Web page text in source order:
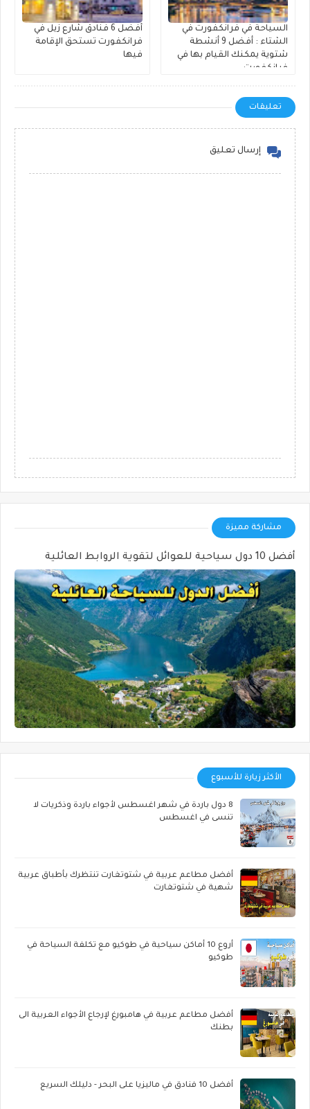
السياحة في فرانكفورت في
الشتاء : أفضل 9 أنشطة
شتوية يمكنك القيام بها في
فرانكفورت
أفضل 6 فنادق شارع زيل في
فرانكفورت تستحق الإقامة
فيها
تعليقات
إرسال تعليق
مشاركة مميزة
أفضل 10 دول سياحية للعوائل لتقوية الروابط العائلية
الأكثر زيارة للأسبوع
8 دول باردة في شهر اغسطس لأجواء باردة وذكريات لا
تنسى في اغسطس
أفضل مطاعم عربية في شتوتغارت تنتظرك بأطباق عربية
شهية في شتوتغارت
أروع 10 أماكن سياحية في طوكيو مع تكلفة السياحة في
طوكيو
أفضل مطاعم عربية في هامبورغ لإرجاع الأجواء العربية الى
بطنك
أفضل 10 فنادق في ماليزيا على البحر - دليلك السريع